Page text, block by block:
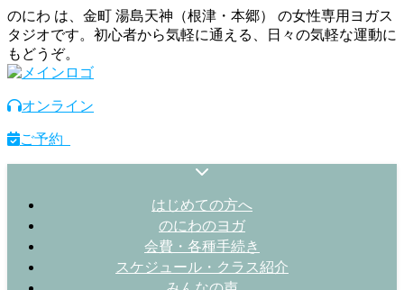
のにわ は、金町 湯島天神（根津・本郷） の女性専用ヨガス
タジオです。初心者から気軽に通える、日々の気軽な運動に
もどうぞ。
オンライン
ご予約
はじめての方へ
のにわのヨガ
会費・各種手続き
スケジュール・クラス紹介